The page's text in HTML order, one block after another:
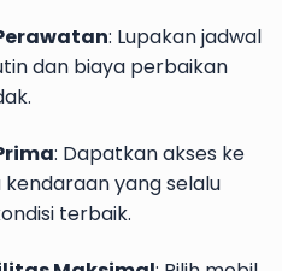
: Lupakan jadwal
dan biaya perbaikan
: Dapatkan akses ke
yang selalu
terbaik.